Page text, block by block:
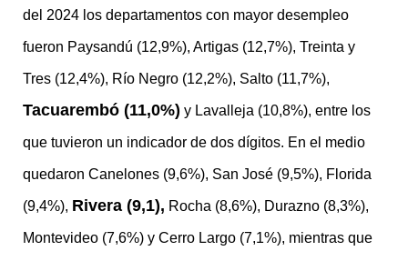
del 2024 los departamentos con mayor desempleo
fueron Paysandú (12,9%), Artigas (12,7%), Treinta y
Tres (12,4%), Río Negro (12,2%), Salto (11,7%),
Tacuarembó (11,0%) y Lavalleja (10,8%), entre los
que tuvieron un indicador de dos dígitos. En el medio
quedaron Canelones (9,6%), San José (9,5%), Florida
(9,4%), Rivera (9,1), Rocha (8,6%), Durazno (8,3%),
Montevideo (7,6%) y Cerro Largo (7,1%), mientras que